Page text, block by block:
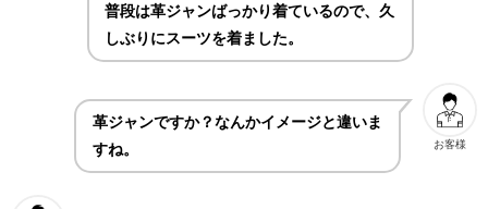
普段は革ジャンばっかり着ているので、久
しぶりにスーツを着ました。
お客様
革ジャンですか？なんかイメージと違いま
すね。